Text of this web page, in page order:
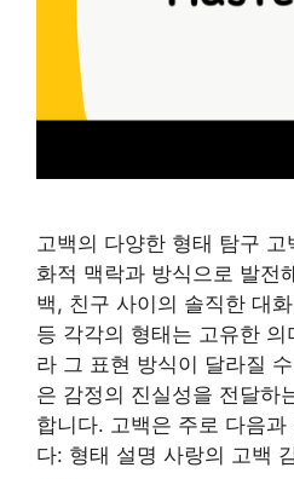
고백의 다양한 형태 탐구
화적 맥락과 방식으로 발전
백, 친구 사이의 솔직한 대
등 각각의 형태는 고유한
라 그 표현 방식이 달라질
은 감정의 진실성을 전달하
합니다. 고백은 주로 다음
다: 형태 설명 사랑의 고백